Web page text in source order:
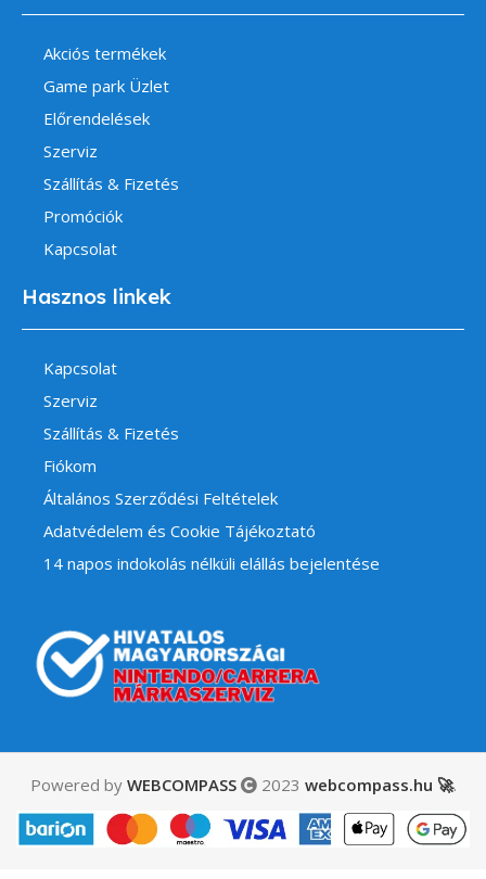
Akciós termékek
Game park Üzlet
Előrendelések
Szerviz
Szállítás & Fizetés
Promóciók
Kapcsolat
Hasznos linkek
Kapcsolat
Szerviz
Szállítás & Fizetés
Fiókom
Általános Szerződési Feltételek
Adatvédelem és Cookie Tájékoztató
14 napos indokolás nélküli elállás bejelentése
Powered by WEBCOMPASS 2023 webcompass.hu 🚀.